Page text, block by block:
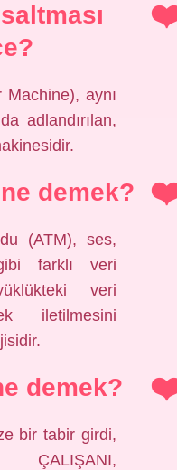
aynı
adlandırılan,
ne demek?
(ATM), ses,
farklı veri
veri
iletilmesini
demek?
bir tabir girdi,